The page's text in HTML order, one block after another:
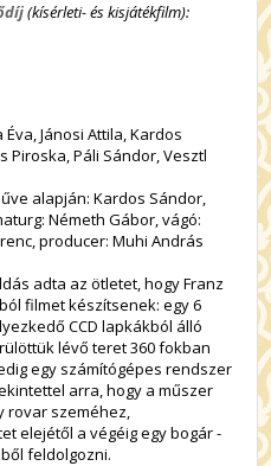
(kísérleti- és kisjátékfilm):
Jánosi Attila, Kardos
Piroska, Páli Sándor, Vesztl
alapján: Kardos Sándor,
Németh Gábor, vágó:
producer: Muhi András
adta az ötletet, hogy Franz
filmet készítsenek: egy 6
CCD lapkákból álló
lévő teret 360 fokban
egy számítógépes rendszer
arra, hogy a műszer
rovar szeméhez,
elejétől a végéig egy bogár -
feldolgozni.